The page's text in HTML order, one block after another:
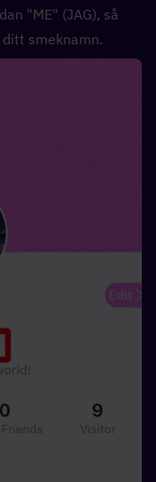
"ME" (JAG), så
smeknamn.